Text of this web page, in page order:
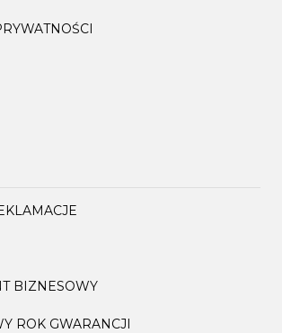
BIZNESOWY
ROK GWARANCJI